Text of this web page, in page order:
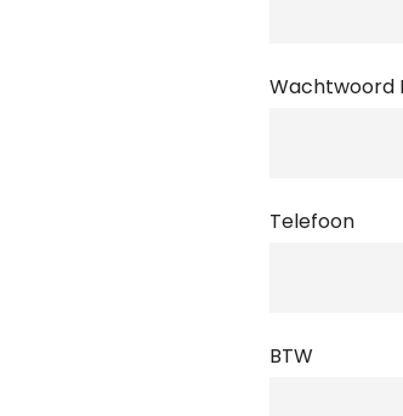
Wachtwoord
Telefoon
BTW